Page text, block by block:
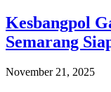
Kesbangpol
Semarang
November 21, 2025